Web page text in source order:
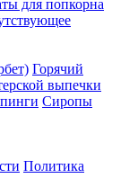
для попкорна
Горячий
выпечки
Сиропы
Политика